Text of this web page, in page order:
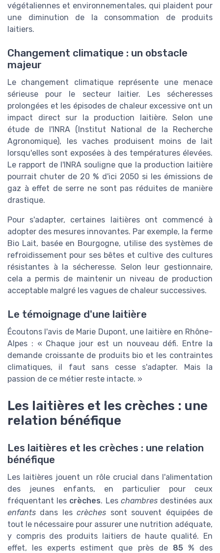
végétaliennes et environnementales, qui plaident pour
une diminution de la consommation de produits
laitiers.
Changement climatique : un obstacle
majeur
Le changement climatique représente une menace
sérieuse pour le secteur laitier. Les sécheresses
prolongées et les épisodes de chaleur excessive ont un
impact direct sur la production laitière. Selon une
étude de l'INRA (Institut National de la Recherche
Agronomique), les vaches produisent moins de lait
lorsqu'elles sont exposées à des températures élevées.
Le rapport de l'INRA souligne que la production laitière
pourrait chuter de 20 % d'ici 2050 si les émissions de
gaz à effet de serre ne sont pas réduites de manière
drastique.
Pour s'adapter, certaines laitières ont commencé à
adopter des mesures innovantes. Par exemple, la ferme
Bio Lait, basée en Bourgogne, utilise des systèmes de
refroidissement pour ses bêtes et cultive des cultures
résistantes à la sécheresse. Selon leur gestionnaire,
cela a permis de maintenir un niveau de production
acceptable malgré les vagues de chaleur successives.
Le témoignage d'une laitière
Écoutons l'avis de Marie Dupont, une laitière en Rhône-
Alpes : « Chaque jour est un nouveau défi. Entre la
demande croissante de produits bio et les contraintes
climatiques, il faut sans cesse s'adapter. Mais la
passion de ce métier reste intacte. »
Les laitières et les crèches : une
relation bénéfique
Les laitières et les crèches : une relation
bénéfique
Les laitières jouent un rôle crucial dans l'alimentation
des jeunes enfants, en particulier pour ceux
fréquentant les crèches. Les chambresdestinées aux
enfants dans lescrèches sont souvent équipées de
tout le nécessaire pour assurer une nutrition adéquate,
y compris des produits laitiers de haute qualité. En
effet, les experts estiment que près de 85 % des